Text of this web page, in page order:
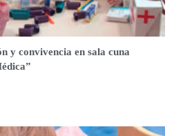
y convivencia en sala cuna